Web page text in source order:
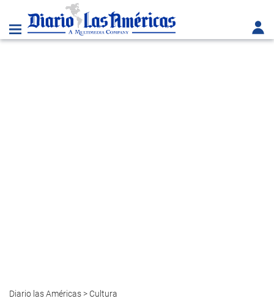
Diario las Américas> Cultura